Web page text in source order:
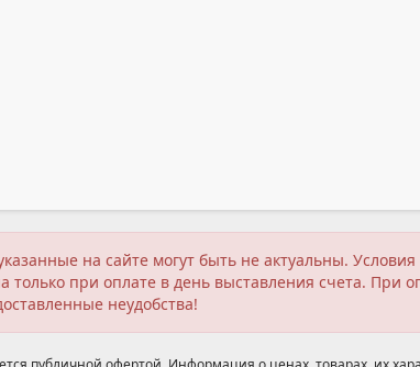
на сайте могут быть не актуальны.
только при оплате в день выставления счета.
неудобства!